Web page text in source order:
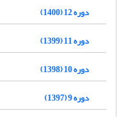
دوره 12 (1400)
دوره 11 (1399)
دوره 10 (1398)
دوره 9 (1397)